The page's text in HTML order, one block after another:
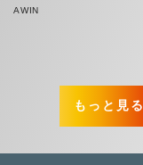
AWIN
もっと見る